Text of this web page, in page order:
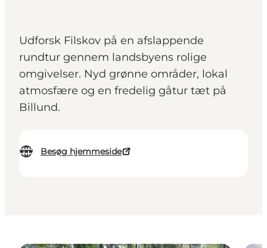
Udforsk Filskov på en afslappende
rundtur gennem landsbyens rolige
omgivelser. Nyd grønne områder, lokal
atmosfære og en fredelig gåtur tæt på
Billund.
Besøg hjemmeside